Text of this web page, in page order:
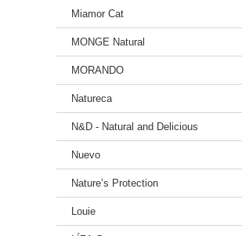
Miamor Cat
MONGE Natural
MORANDO
Natureca
N&D - Natural and Delicious
Nuevo
Nature’s Protection
Louie